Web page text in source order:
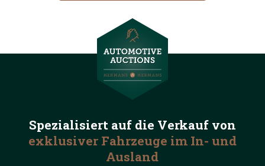
Spezialisiert auf die Verkauf von
exklusiver Fahrzeuge im In- und
Ausland